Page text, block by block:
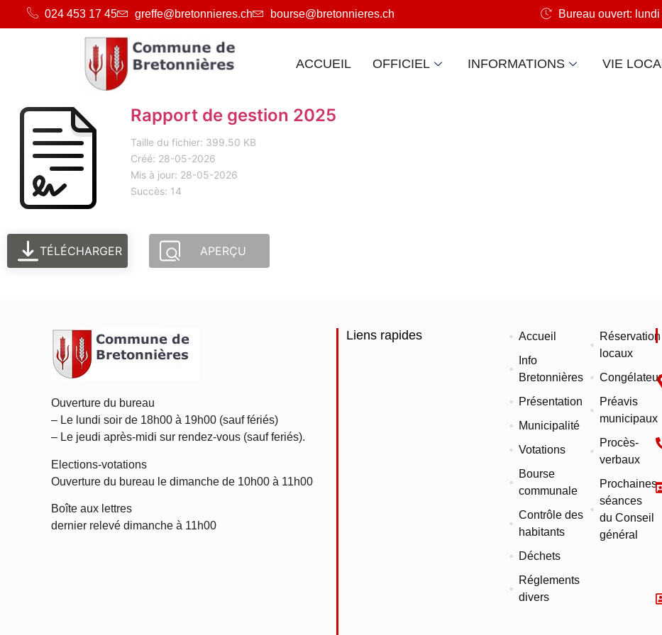
024 453 17 45 greffe@bretonnieres.ch bourse@bretonnieres.ch Bureau ouvert:
ACCUEIL OFFICIEL INFORMATIONS VIE
Rapport de gestion 2025
Taille du fichier: 399.50 KB
Créé: 28-05-2026
Mis à jour: 28-05-2026
Succès: 14
TÉLÉCHARGER APERÇU
Ouverture du bureau
– Le lundi soir de 18h00 à 19h00 (sauf fériés)
– Le jeudi après-midi sur rendez-vous (sauf feriés).
Elections-votations
Ouverture du bureau le dimanche de 10h00 à 11h00
Boîte aux lettres
dernier relevé dimanche à 11h00
Liens rapides
Accueil
Info
Bretonnières
Présentation
Municipalité
Votations
Bourse
communale
Contrôle des
habitants
Déchets
Réglements
divers
Réservation
locaux
Préavis
municipaux
Procès-
verbaux
Prochaines
séances
du Conseil
général